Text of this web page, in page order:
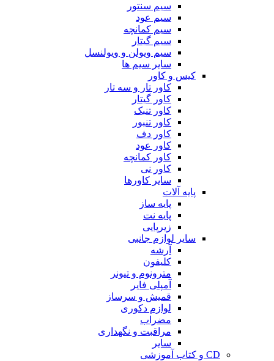
سیم سنتور
سیم عود
سیم کمانچه
سیم گیتار
سیم ویولن و ویولنسل
سایر سیم ها
کیس و کاور
کاور تار و سه تار
کاور گیتار
کاور تنبک
کاور تنبور
کاور دف
کاور عود
کاور کمانچه
کاور نی
سایر کاورها
پایه آلات
پایه ساز
پایه نت
زیرپایی
سایر لوازم جانبی
آرشه
کلیفون
مترونوم و تیونر
آمپلی فایر
قمیش و سرساز
لوازم دکوری
مضراب
مراقبت و نگهداری
سایر
CD و کتاب آموزشی